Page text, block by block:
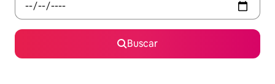
Buscar